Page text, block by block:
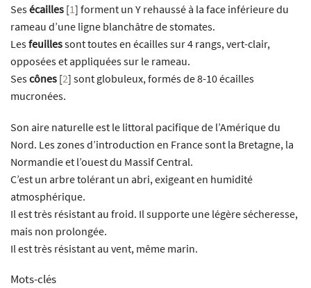
Sesécailles [1] forment un Y rehaussé à la face inférieure du
rameau d’une ligne blanchâtre de stomates.
Lesfeuillessont toutes en écailles sur 4 rangs, vert-clair,
opposées et appliquées sur le rameau.
Sescônes [2] sont globuleux, formés de 8-10 écailles
mucronées.
Son aire naturelle est le littoral pacifique de l’Amérique du
Nord. Les zones d’introduction en France sont la Bretagne, la
Normandie et l’ouest du Massif Central.
C’est un arbre tolérant un abri, exigeant en humidité
atmosphérique.
Il est très résistant au froid. Il supporte une légère sécheresse,
mais non prolongée.
Il est très résistant au vent, même marin.
Mots-clés